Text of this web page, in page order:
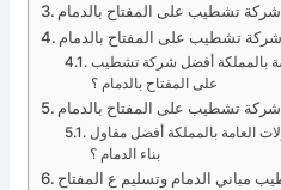
تشطيب على المفتاح بالدمام
شركة تشطيب على المفتاح بالدمام
بالمملكة أفضل شركة تشطيب
على المفتاح بالدمام ؟
تشطيب على المفتاح بالدمام
العامة بالمملكة أفضل مقاول
بناء الدمام ؟
مباني الدمام وتسليم ع المفتاح